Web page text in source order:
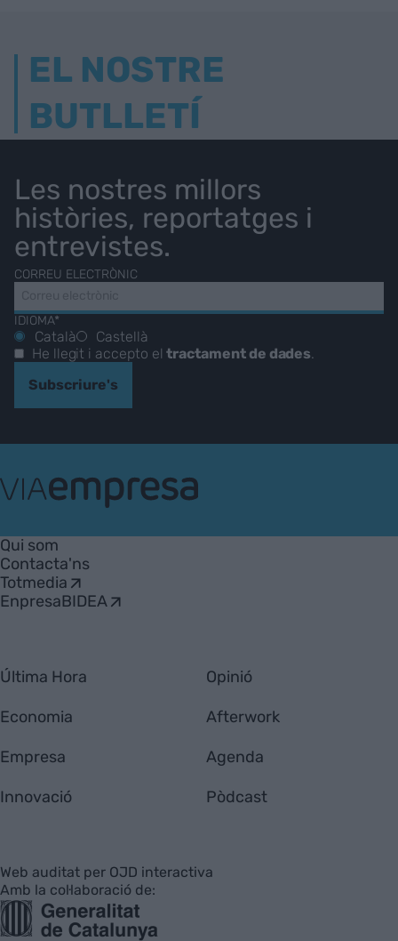
EL NOSTRE
BUTLLETÍ
Les nostres millors
històries, reportatges i
entrevistes.
CORREU ELECTRÒNIC
IDIOMA*
Català
Castellà
He llegit i accepto eltractament de dades.
Subscriure's
Empresa
Qui som
Contacta'ns
Totmedia
EnpresaBIDEA
Última Hora
Economia
Empresa
Innovació
Opinió
Afterwork
Agenda
Pòdcast
Web auditat per OJD interactiva
Amb la col·laboració de: